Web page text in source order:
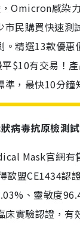
Omicron感染
市民購買快速測
。精選13款優惠
$10有交易！
準，最快10分鐘
病毒抗原檢測
Mask官網有
歐盟CE1434認
、靈敏度
床實驗認證，有